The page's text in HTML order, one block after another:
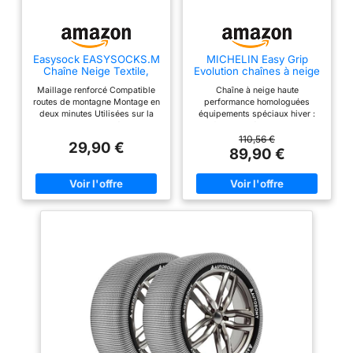
performances
exceptionnelles du
Blizzak LM005 sur neige
d’être le meilleur de sa
catégorie en adhérence
chaussée humide Détails
techniques: Largeur du
pneu: 255mm | Hauteur
des flancs: 50% |
Pouces : 20 | Indice de
1030 kg) | Indice de
vitesse: V (homologué
jusqu'à: 240 km/h) |
pneu renforcé pour
augmenter la charge du
véhicule
Easysock EASYSOCKS.M
Chaîne Neige Textile,
Maillage renforcé Compatible
routes de montagne Montage en
deux minutes Utilisées sur la
29,90 €
MICHELIN Easy Grip
Evolution chaînes à neige
Chaîne à neige haute
performance homologuées
équipements spéciaux hiver :
chaînes métalliques et montage
facilité comme des chaussettes
à neige Chaînage structuré de
matériaux composite et maillage
clips acier : Assure une
motricité maximale sur neige et
verglas. Système de fermeture
reporter aux préconisations du
constructeur automobile pour
vérifier la compatibilité des
chaînes avec votre véhicule. Le
modèle de chaînes à neige Easy
Grip Limited E7 est adapté aux
véhicules chaînables ayant des
pneus aux dimensions
suivantes, si le manuel
110,56 €
89,90 €